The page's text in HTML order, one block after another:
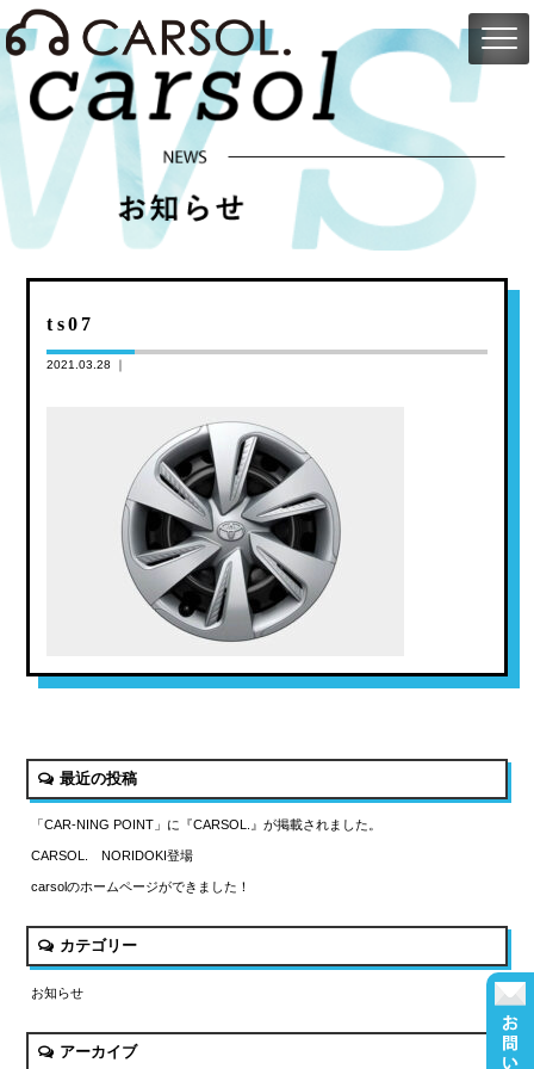
ts07
2021.03.28 ｜
最近の投稿
「CAR-NING POINT」に『CARSOL.』が掲載されました。
CARSOL. NORIDOKI登場
carsolのホームページができました！
カテゴリー
お知らせ
アーカイブ